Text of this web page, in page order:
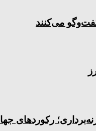
می‌کنند